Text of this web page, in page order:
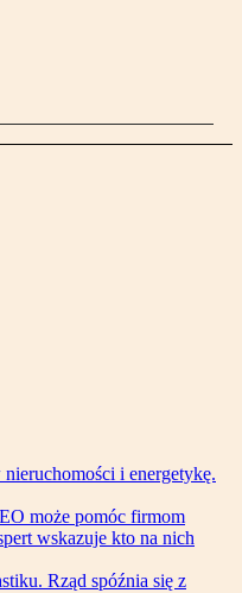
i energetykę.
może pomóc firmom
wskazuje kto na nich
Rząd spóźnia się z